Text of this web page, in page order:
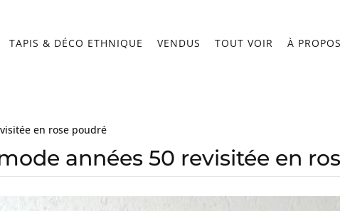
TAPIS & DÉCO ETHNIQUE VENDUS TOUT VOIR À
en rose poudré
années 50 revisitée en